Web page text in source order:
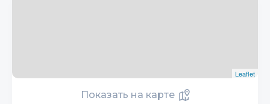
Leaflet
Показать на карте